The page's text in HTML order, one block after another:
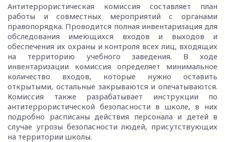
Антитеррористическая комиссия составляет план
работы и совместных мероприятий с органами
правопорядка. Проводится полная инвентаризация для
обследования имеющихся входов и выходов и
обеспечения их охраны и контроля всех лиц, входящих
на территорию учебного заведения. В ходе
инвентаризации комиссия определяет минимальное
количество входов, которые нужно оставить
открытыми, остальные закрываются и опечатываются.
Комиссия также разрабатывает инструкции по
антитеррористической безопасности в школе, в них
подробно расписаны действия персонала и детей в
случае угрозы безопасности людей, присутствующих
на территории школы.